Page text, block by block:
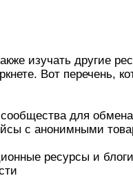
изучать другие
Вот перечень,
для
с анонимными
ресурсы и